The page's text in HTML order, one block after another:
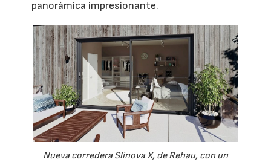
panorámica impresionante.
Nueva corredera Slinova X, de Rehau, con un